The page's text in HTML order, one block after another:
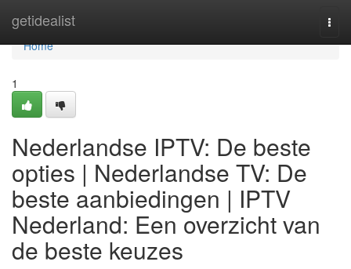
getidealist
Home
Home
1
Nederlandse IPTV: De beste
opties | Nederlandse TV: De
beste aanbiedingen | IPTV
Nederland: Een overzicht van
de beste keuzes